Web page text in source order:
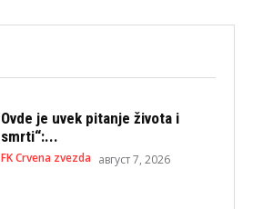
Ovde je uvek pitanje života i
smrti“:...
FK Crvena zvezda август 7, 2026